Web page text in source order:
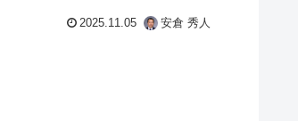
2025.11.05 安倉 秀人